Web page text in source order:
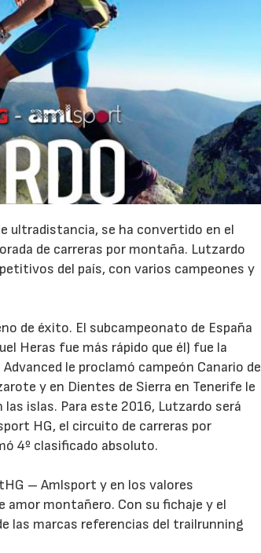
ultradistancia, se ha convertido en el
de carreras por montaña. Lutzardo
del país, con varios campeones y
de éxito. El subcampeonato de España
Heras fue más rápido que él) fue la
le proclamó campeón Canario de
y en Dientes de Sierra en Tenerife le
islas. Para este 2016, Lutzardo será
HG, el circuito de carreras por
4º clasificado absoluto.
– Amlsport y en los valores
amor montañero. Con su fichaje y el
las marcas referencias del trailrunning
30/07/2026